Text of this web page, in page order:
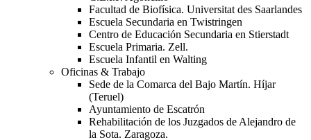
Facultad de Biofísica. Universitat des Saarlandes
Escuela Secundaria en Twistringen
Centro de Educación Secundaria en Stierstadt
Escuela Primaria. Zell.
Escuela Infantil en Walting
Oficinas & Trabajo
Sede de la Comarca del Bajo Martín. Híjar
(Teruel)
Ayuntamiento de Escatrón
Rehabilitación de los Juzgados de Alejandro de
la Sota. Zaragoza.